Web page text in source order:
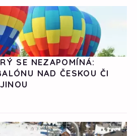
SE NEZAPOMÍNÁ:
NAD ČESKOU ČI